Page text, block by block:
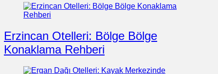
Erzincan Otelleri: Bölge Bölge
Konaklama Rehberi